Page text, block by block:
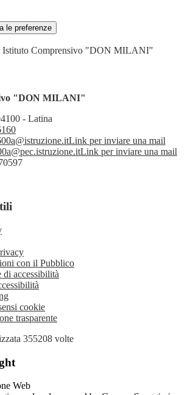
le preferenze
Istituto Comprensivo "DON MILANI"
"DON MILANI"
- Latina
Link per inviare una mail
Link per inviare una mail
con il Pubblico
accessibilità
cookie
trasparente
355208 volte